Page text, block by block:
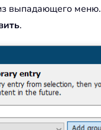
выпадающего меню.
.